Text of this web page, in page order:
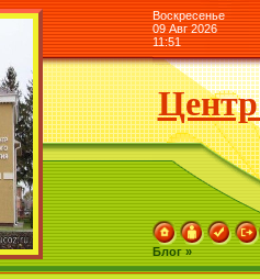
Воскресенье
09 Авг 2026
11:51
Центр
Блог »